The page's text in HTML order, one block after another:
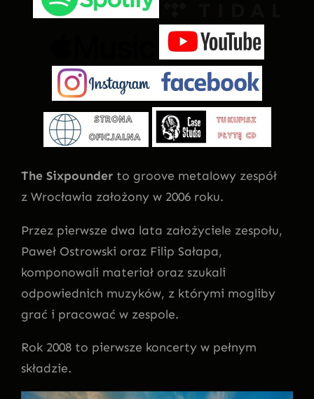
The Sixpounder to groove metalowy zespół
z Wrocławia założony w 2006 roku.
Przez pierwsze dwa lata założyciele zespołu,
Paweł Ostrowski oraz Filip Sałapa,
komponowali materiał oraz szukali
odpowiednich muzyków, z którymi mogliby
grać i pracować w zespole.
Rok 2008 to pierwsze koncerty w pełnym
składzie.